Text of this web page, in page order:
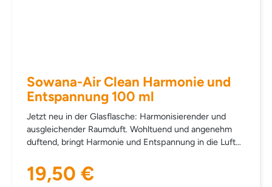
Sowana-Air Clean Harmonie und
Entspannung 100 ml
Jetzt neu in der Glasflasche: Harmonisierender und
ausgleichender Raumduft. Wohltuend und angenehm
duftend, bringt Harmonie und Entspannung in die Luft
ausgleichend und harmonisierend. Für eine angenehme
und entspannte Atmosphäre. EINSATZBEREICH
Regulärer Preis:
19,50 €